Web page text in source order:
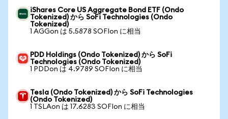
iShares Core US Aggregate Bond ETF (Ondo
Tokenized) から SoFi Technologies (Ondo
Tokenized)
1 AGGon は 5.5878 SOFIon に相当
PDD Holdings (Ondo Tokenized) から SoFi
Technologies (Ondo Tokenized)
1 PDDon は 4.9789 SOFIon に相当
Tesla (Ondo Tokenized) から SoFi Technologies
(Ondo Tokenized)
1 TSLAon は 17.6283 SOFIon に相当